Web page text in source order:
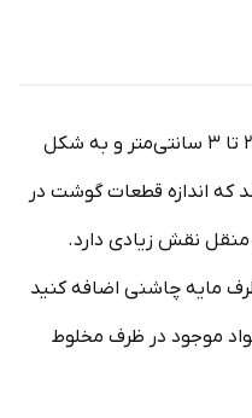
گوشت را در قطعاتی با ابعاد ۲ تا ۳ سانتی‌متر و به شکل
که اندازه قطعات گوشت در
نقش زیادی دارد.
مایه چاشنی اضافه کنید
موجود در ظرف مخلوط